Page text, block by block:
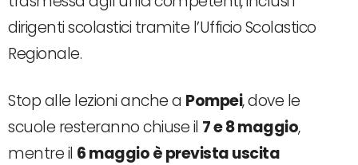
dirigenti scolastici tramite l’Ufficio Scolastico
Regionale.
Stop alle lezioni anche a Pompei, dove le
scuole resteranno chiuse il 7 e 8 maggio,
mentre il 6 maggio è prevista uscita